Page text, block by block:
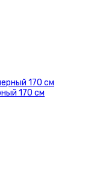
170 см